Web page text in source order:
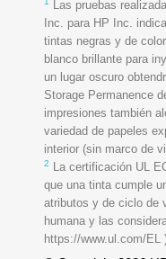
Las pruebas
Inc. para HP Inc.
tintas negras y de
blanco brillante para
un lugar oscuro
Storage Permanence
impresiones también
variedad de papeles
interior (sin marco de
2 La certificación UL
que una tinta cumple
atributos y de ciclo de
humana y las
https://www.ul.com/EL